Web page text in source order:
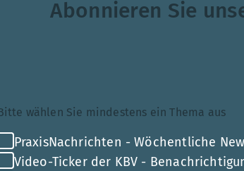
Abonnieren Sie
Bitte wählen Sie mindestens ein Thema aus
PraxisNachrichten - Wöchentliche
Video-Ticker der KBV -